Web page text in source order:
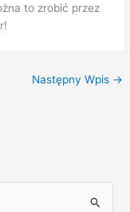
to zrobić przez
Następny Wpis →